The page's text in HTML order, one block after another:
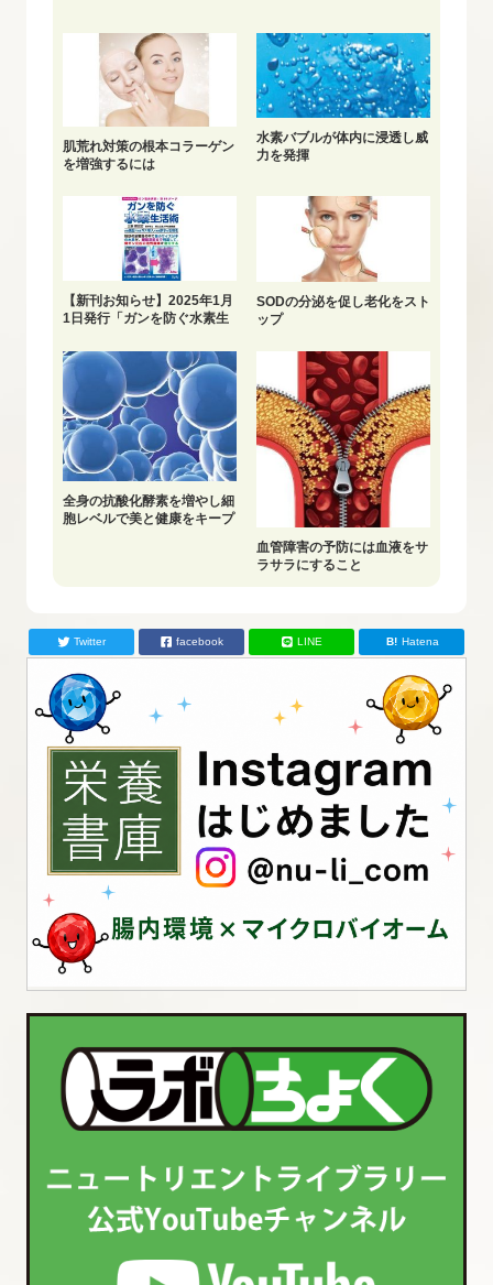
肌荒れ対策の根本コラーゲン
を増強するには
水素バブルが体内に浸透し威
力を発揮
【新刊お知らせ】2025年1月
1日発行「ガンを防ぐ水素生
SODの分泌を促し老化をスト
ップ
全身の抗酸化酵素を増やし細
胞レベルで美と健康をキープ
血管障害の予防には血液をサ
ラサラにすること
Twitter facebook LINE Hatena